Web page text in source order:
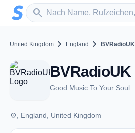
Zum Hauptinhalt springen
search
Sender suchen
United Kingdom chevron_right England chevron_right BVRadioUK
BVRadioUK
Good Music To Your Soul
place , England, United Kingdom